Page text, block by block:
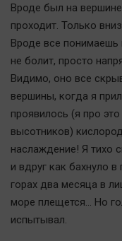
Вроде был на
проходит. Только
Вроде все понимаешь
не болит, просто
Видимо, оно все
вершины, когда я
проявилось (я про
высотников)
наслаждение! Я тихо
и вдруг как бахнуло
горах два месяца в
море плещется… Но
испытывал.